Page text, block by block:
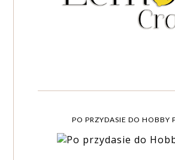
PO PRZYDASIE DO HOBBY